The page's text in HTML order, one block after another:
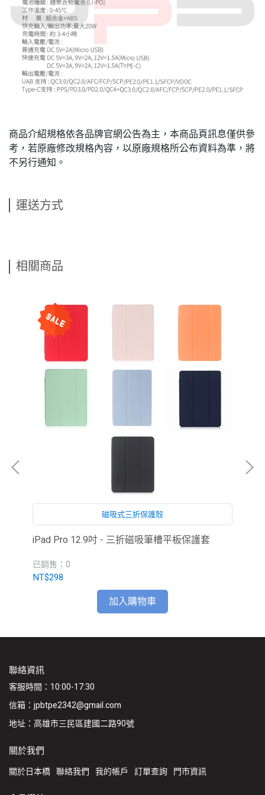
商品介紹規格依各品牌官網公告為主，本商品頁訊息僅供參
考，若原廠修改規格內容，以原廠規格所公布資料為準，將
不另行通知。
運送方式
相關商品
磁吸式三折保護殼
iPad Pro 12.9吋 - 三折磁吸筆槽平板保護套
已銷售：0
NT$298
加入購物車
聯絡資訊
客服時間：10:00-17:30
信箱：jpbtpe2342@gmail.com
地址：高雄市三民區建國二路90號
關於我們
關於日本橋 聯絡我們 我的帳戶 訂單查詢 門市資訊